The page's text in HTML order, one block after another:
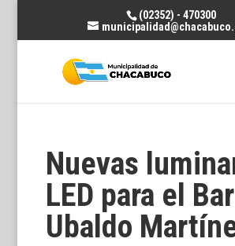
(02352) - 470300
Nuevas
LED para el
Ubaldo